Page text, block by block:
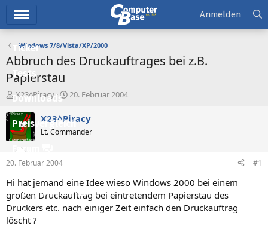
Ticker
Tests
Downloads
Preisvergleich
Forum
Aktuelles
Empfohlene Inhalte
Neue Beiträge
Anmelden
Windows 7/8/Vista/XP/2000
Abbruch des Druckauftrages bei z.B.
Papierstau
E
r
s
t
e
e
X23^Piracy
E
s
e
t
a
m
20. Februar 2004
X23^Piracy
Lt. Commander
20. Februar 2004 #1
Hi hat jemand eine Idee wieso Windows 2000 bei einem
großen Druckauftrag bei eintretendem Papierstau des
Druckers etc. nach einiger Zeit einfach den Druckauftrag
löscht ?